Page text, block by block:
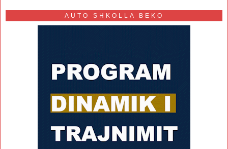
AUTO SHKOLLA BEKO